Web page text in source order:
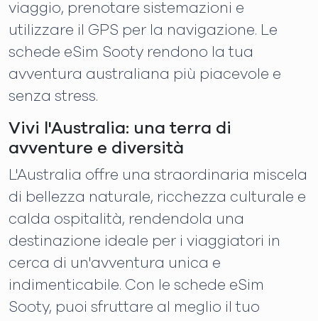
viaggio, prenotare sistemazioni e
utilizzare il GPS per la navigazione. Le
schede eSim Sooty rendono la tua
avventura australiana più piacevole e
senza stress.
Vivi l'Australia: una terra di
avventure e diversità
L'Australia offre una straordinaria miscela
di bellezza naturale, ricchezza culturale e
calda ospitalità, rendendola una
destinazione ideale per i viaggiatori in
cerca di un'avventura unica e
indimenticabile. Con le schede eSim
Sooty, puoi sfruttare al meglio il tuo